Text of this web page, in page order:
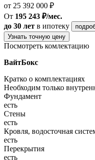
от 25 392 000 ₽
От 195 243 ₽/мес.
до 30 лет в ипотеку
Узнать точную цену
Посмотреть комлектацию
ВайтБокс
Кратко о комплектациях
Необходим только
Фундамент
есть
Стены
есть
Кровля, водосточная
есть
Перекрытия
есть